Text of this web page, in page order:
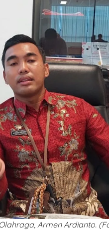
Armen Ardianto.